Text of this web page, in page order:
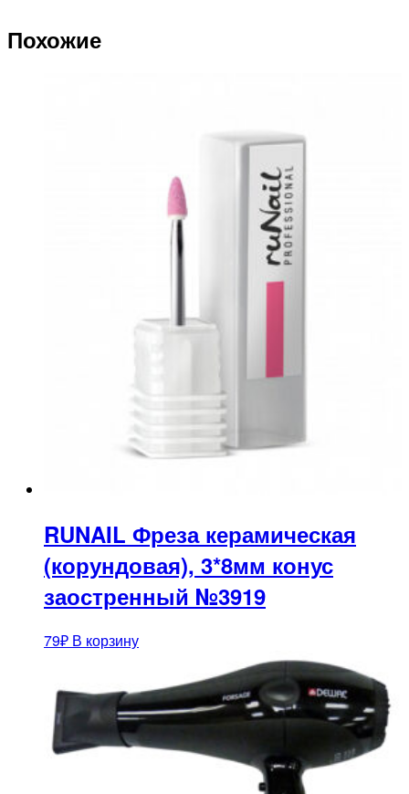
Похожие
RUNAIL Фреза керамическая
(корундовая), 3*8мм конус
заостренный №3919
79₽ В корзину